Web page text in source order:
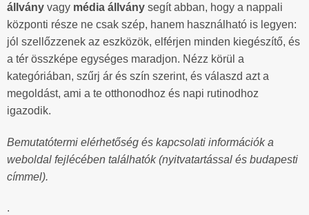
állvány vagy média állvány segít abban, hogy a nappali
központi része ne csak szép, hanem használható is legyen:
jól szellőzzenek az eszközök, elférjen minden kiegészítő, és
a tér összképe egységes maradjon. Nézz körül a
kategóriában, szűrj ár és szín szerint, és válaszd azt a
megoldást, ami a te otthonodhoz és napi rutinodhoz
igazodik.
Bemutatótermi elérhetőség és kapcsolati információk a
weboldal fejlécében találhatók (nyitvatartással és budapesti
címmel).
.